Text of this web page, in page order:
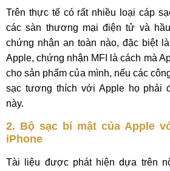
Trên thực tế có rất nhiều loại cáp
các sàn thương mại điện tử và
chứng nhận an toàn nào, đặc biệt
Apple, chứng nhận MFI là cách mà
cho sản phẩm của mình, nếu các
sạc tương thích với Apple họ phải
này.
2. Bộ sạc bí mật của Apple
iPhone
Tài liệu được phát hiện dựa trên